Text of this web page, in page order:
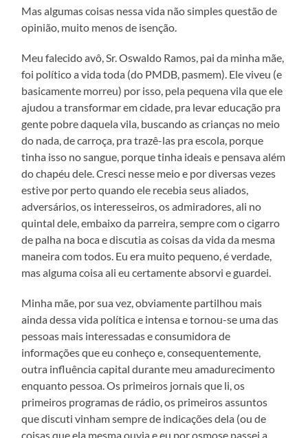
Mas algumas coisas nessa vida não simples questão de
opinião, muito menos de isenção.
Meu falecido avô, Sr. Oswaldo Ramos, pai da minha mãe,
foi político a vida toda (do PMDB, pasmem). Ele viveu (e
basicamente morreu) por isso, pela pequena vila que ele
ajudou a transformar em cidade, pra levar educação pra
gente pobre daquela vila, buscando as crianças no meio
do nada, de carroça, pra trazê-las pra escola, porque
tinha isso no sangue, porque tinha ideais e pensava além
do chapéu dele. Cresci nesse meio e por diversas vezes
estive por perto quando ele recebia seus aliados,
adversários, os interesseiros, os admiradores, ali no
quintal dele, embaixo da parreira, sempre com o cigarro
de palha na boca e discutia as coisas da vida da mesma
maneira com todos. Eu era muito pequeno, é verdade,
mas alguma coisa ali eu certamente absorvi e guardei.
Minha mãe, por sua vez, obviamente partilhou mais
ainda dessa vida política e intensa e tornou-se uma das
pessoas mais interessadas e consumidora de
informações que eu conheço e, consequentemente,
outra influência capital durante meu amadurecimento
enquanto pessoa. Os primeiros jornais que li, os
primeiros programas de rádio, os primeiros assuntos
que discuti vinham sempre de indicações dela (ou de
coisas que ela mesma ouvia e eu por osmose passei a